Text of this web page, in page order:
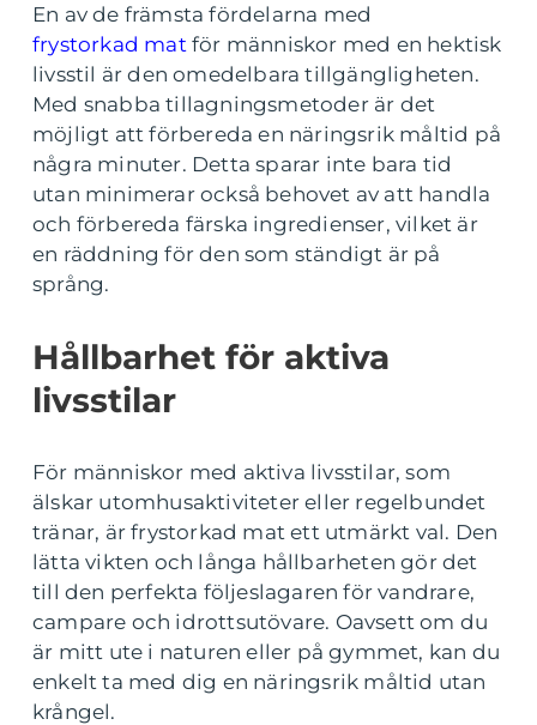
En av de främsta fördelarna med
frystorkad matför människor med en hektisk
livsstil är den omedelbara tillgängligheten.
Med snabba tillagningsmetoder är det
möjligt att förbereda en näringsrik måltid på
några minuter. Detta sparar inte bara tid
utan minimerar också behovet av att handla
och förbereda färska ingredienser, vilket är
en räddning för den som ständigt är på
språng.
Hållbarhet för aktiva
livsstilar
För människor med aktiva livsstilar, som
älskar utomhusaktiviteter eller regelbundet
tränar, är frystorkad mat ett utmärkt val. Den
lätta vikten och långa hållbarheten gör det
till den perfekta följeslagaren för vandrare,
campare och idrottsutövare. Oavsett om du
är mitt ute i naturen eller på gymmet, kan du
enkelt ta med dig en näringsrik måltid utan
krångel.